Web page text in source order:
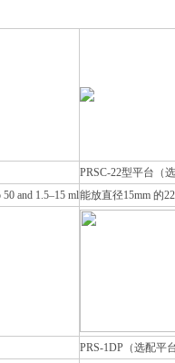
PRSC-22型平台（
and 1.5–15 ml能放直径15mm 的
PRS-1DP（选配平台